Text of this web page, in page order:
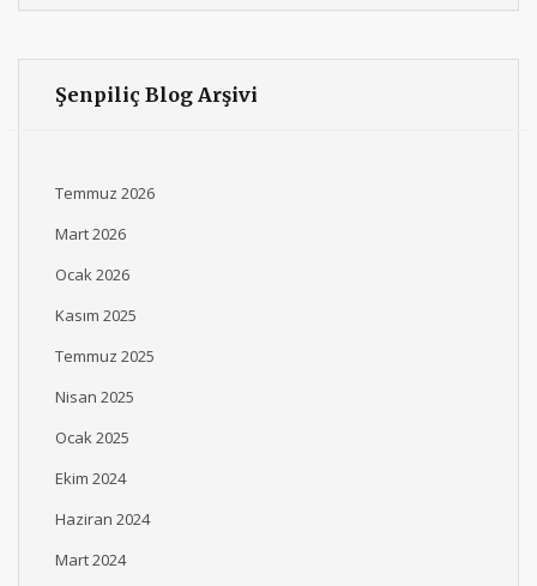
Şenpiliç Blog Arşivi
Temmuz 2026
Mart 2026
Ocak 2026
Kasım 2025
Temmuz 2025
Nisan 2025
Ocak 2025
Ekim 2024
Haziran 2024
Mart 2024